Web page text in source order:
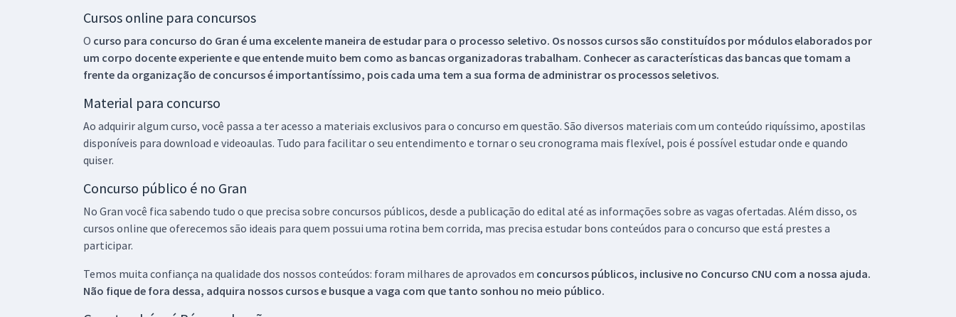
Cursos online para concursos
O curso para concurso do Gran é uma excelente maneira de estudar para o processo seletivo. Os nossos cursos são constituídos por módulos elaborados por
um corpo docente experiente e que entende muito bem como as bancas organizadoras trabalham. Conhecer as características das bancas que tomam a
frente da organização de concursos é importantíssimo, pois cada uma tem a sua forma de administrar os processos seletivos.
Material para concurso
Ao adquirir algum curso, você passa a ter acesso a materiais exclusivos para o concurso em questão. São diversos materiais com um conteúdo riquíssimo, apostilas
disponíveis para download e videoaulas. Tudo para facilitar o seu entendimento e tornar o seu cronograma mais flexível, pois é possível estudar onde e quando
quiser.
Concurso público é no Gran
No Gran você fica sabendo tudo o que precisa sobre concursos públicos, desde a publicação do edital até as informações sobre as vagas ofertadas. Além disso, os
cursos online que oferecemos são ideais para quem possui uma rotina bem corrida, mas precisa estudar bons conteúdos para o concurso que está prestes a
participar.
Temos muita confiança na qualidade dos nossos conteúdos: foram milhares de aprovados em concursos públicos, inclusive no Concurso CNU com a nossa ajuda.
Não fique de fora dessa, adquira nossos cursos e busque a vaga com que tanto sonhou no meio público.